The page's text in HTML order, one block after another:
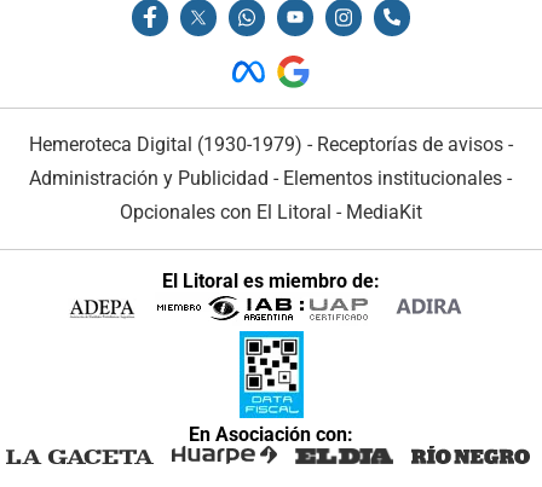
Hemeroteca Digital (1930-1979) - Receptorías de avisos -
Administración y Publicidad - Elementos institucionales -
Opcionales con El Litoral - MediaKit
El Litoral es miembro de:
En Asociación con: